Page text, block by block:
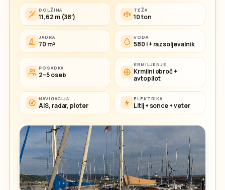
DOLŽINA
11,62 m (38′)
TEŽA
10 ton
JADRA
70 m²
VODA
580 l + razsoljevalnik
POSADKA
2–5 oseb
KRMILJENJE
Krmilni obroč +
avtopilot
NAVIGACIJA
AIS, radar, ploter
ELEKTRIKA
Litij + sonce + veter